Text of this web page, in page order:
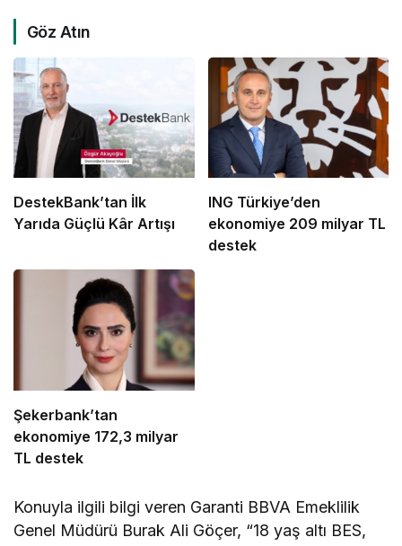
Göz Atın
DestekBank’tan İlk
Yarıda Güçlü Kâr Artışı
ING Türkiye’den
ekonomiye 209 milyar TL
destek
Şekerbank’tan
ekonomiye 172,3 milyar
TL destek
Konuyla ilgili bilgi veren Garanti BBVA Emeklilik
Genel Müdürü Burak Ali Göçer, “18 yaş altı BES,